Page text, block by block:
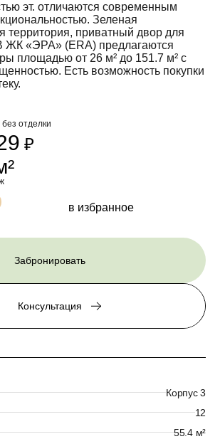
эт. отличаются современным
Зеленая
территория, приватный двор для
ЖК «ЭРА» (ERA) предлагаются
площадью от 26 м² до 151.7 м² с
Есть возможность покупки
отделки
₽
в избранное
Забронировать
Консультация
Корпус 3
12
55.4 м²